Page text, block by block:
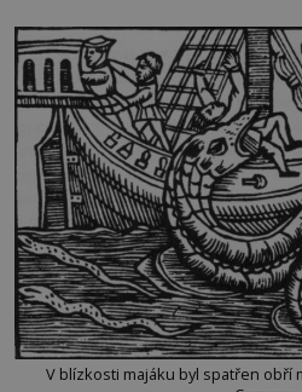
V blízkosti majáku byl spatřen obří